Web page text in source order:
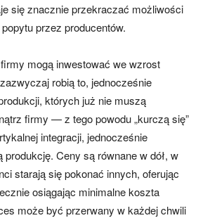
się znacznie przekraczać możliwości
przez producentów.
mogą inwestować we wzrost
robią to, jednocześnie
których już nie muszą
firmy — z tego powodu „kurczą się”
integracji, jednocześnie
Ceny są równane w dół, w
starają się pokonać innych, oferując
osiągając minimalne koszta
może być przerwany w każdej chwili